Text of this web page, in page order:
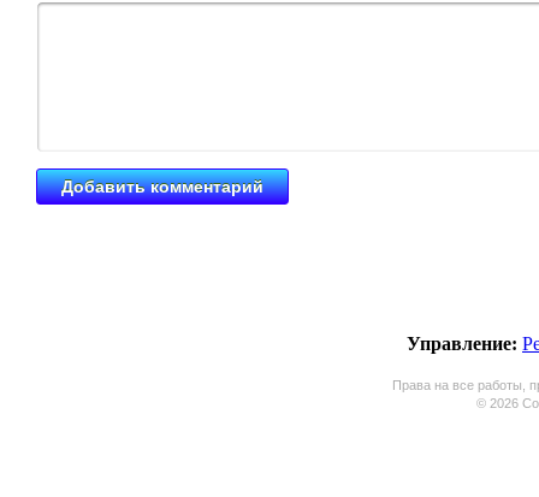
Управление:
Права на все работы,
© 2026